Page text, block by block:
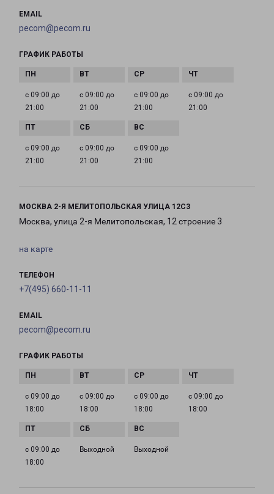
EMAIL
pecom@pecom.ru
ГРАФИК РАБОТЫ
с 09:00 до
21:00
с 09:00 до
21:00
с 09:00 до
21:00
с 09:00 до
21:00
с 09:00 до
21:00
с 09:00 до
21:00
с 09:00 до
21:00
МОСКВА 2-Я МЕЛИТОПОЛЬСКАЯ УЛИЦА 12С3
Москва, улица 2-я Мелитопольская, 12 строение 3
на карте
ТЕЛЕФОН
+7(495) 660-11-11
EMAIL
pecom@pecom.ru
ГРАФИК РАБОТЫ
с 09:00 до
18:00
с 09:00 до
18:00
с 09:00 до
18:00
с 09:00 до
18:00
с 09:00 до
18:00
Выходной Выходной